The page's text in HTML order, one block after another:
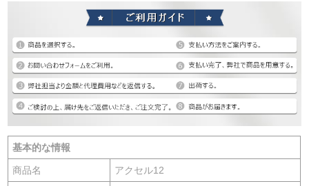
基本的な情報
商品名 アクセル12